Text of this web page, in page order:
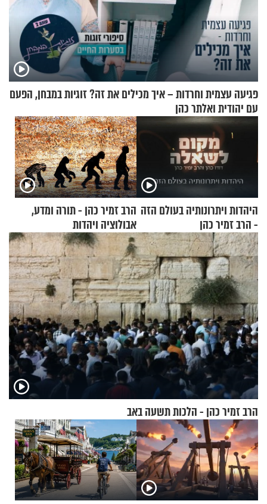
פגיעה עצמית וחרדות – איך מכילים את זה? זוגיות במבחן, הפעם
עם יהודית ואלתר כהן
היהדות ויתרונותיה בעולם הזה
- הרב זמיר כהן
הרב זמיר כהן - תורה ומדע,
אבולוציה ויהדות
הרב זמיר כהן - הלכות תשעה באב